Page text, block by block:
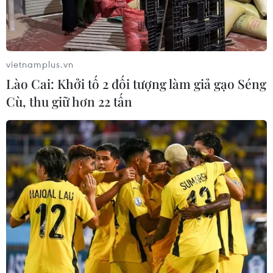
giật tài sản tại Công ty Tân
Huê Viên
08/08/2026 08:52
báo nạn "giang hồ mạng”
kéo những hệ lụy ảo tràn
ra đời thực
Tuyển Việt Nam giành vé
vào bán kết, vì sao ông Kim
Sang-sik vẫn không vui?
08/08/2026 03:37
Xe điện Trung Quốc mở
rộng cuộc đua công nghệ
ra Đông Nam Á
08/08/2026 03:00
vietnamplus.vn
Lào Cai: Khởi tố 2 đối tượng làm giả gạo Séng
Cù, thu giữ hơn 22 tấn